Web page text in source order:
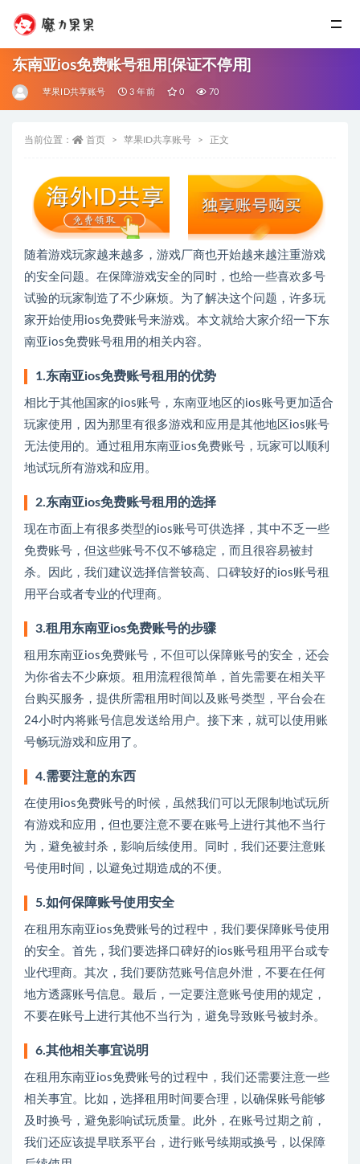
东南亚ios免费账号租用[保证不停用]
苹果ID共享账号 3 年前 0 70
当前位置： 首页 苹果ID共享账号 正文
随着游戏玩家越来越多，游戏厂商也开始越来越注重游戏
的安全问题。在保障游戏安全的同时，也给一些喜欢多号
试验的玩家制造了不少麻烦。为了解决这个问题，许多玩
家开始使用ios免费账号来游戏。本文就给大家介绍一下东
南亚ios免费账号租用的相关内容。
1.东南亚ios免费账号租用的优势
相比于其他国家的ios账号，东南亚地区的ios账号更加适合
玩家使用，因为那里有很多游戏和应用是其他地区ios账号
无法使用的。通过租用东南亚ios免费账号，玩家可以顺利
地试玩所有游戏和应用。
2.东南亚ios免费账号租用的选择
现在市面上有很多类型的ios账号可供选择，其中不乏一些
免费账号，但这些账号不仅不够稳定，而且很容易被封
杀。因此，我们建议选择信誉较高、口碑较好的ios账号租
用平台或者专业的代理商。
3.租用东南亚ios免费账号的步骤
租用东南亚ios免费账号，不但可以保障账号的安全，还会
为你省去不少麻烦。租用流程很简单，首先需要在相关平
台购买服务，提供所需租用时间以及账号类型，平台会在
24小时内将账号信息发送给用户。接下来，就可以使用账
号畅玩游戏和应用了。
4.需要注意的东西
在使用ios免费账号的时候，虽然我们可以无限制地试玩所
有游戏和应用，但也要注意不要在账号上进行其他不当行
为，避免被封杀，影响后续使用。同时，我们还要注意账
号使用时间，以避免过期造成的不便。
5.如何保障账号使用安全
在租用东南亚ios免费账号的过程中，我们要保障账号使用
的安全。首先，我们要选择口碑好的ios账号租用平台或专
业代理商。其次，我们要防范账号信息外泄，不要在任何
地方透露账号信息。最后，一定要注意账号使用的规定，
不要在账号上进行其他不当行为，避免导致账号被封杀。
6.其他相关事宜说明
在租用东南亚ios免费账号的过程中，我们还需要注意一些
相关事宜。比如，选择租用时间要合理，以确保账号能够
及时换号，避免影响试玩质量。此外，在账号过期之前，
我们还应该提早联系平台，进行账号续期或换号，以保障